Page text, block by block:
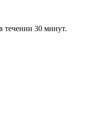
течении 30 минут.